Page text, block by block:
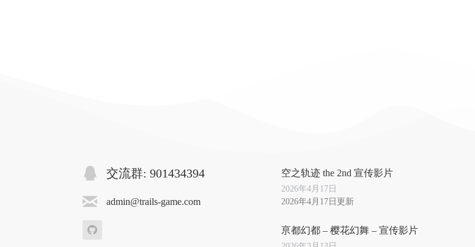
交流群: 901434394
admin@trails-game.com
空之轨迹 the 2nd 宣传影片
2026年4月17日
2026年4月17日更新
亰都幻都 – 樱花幻舞 – 宣传影片